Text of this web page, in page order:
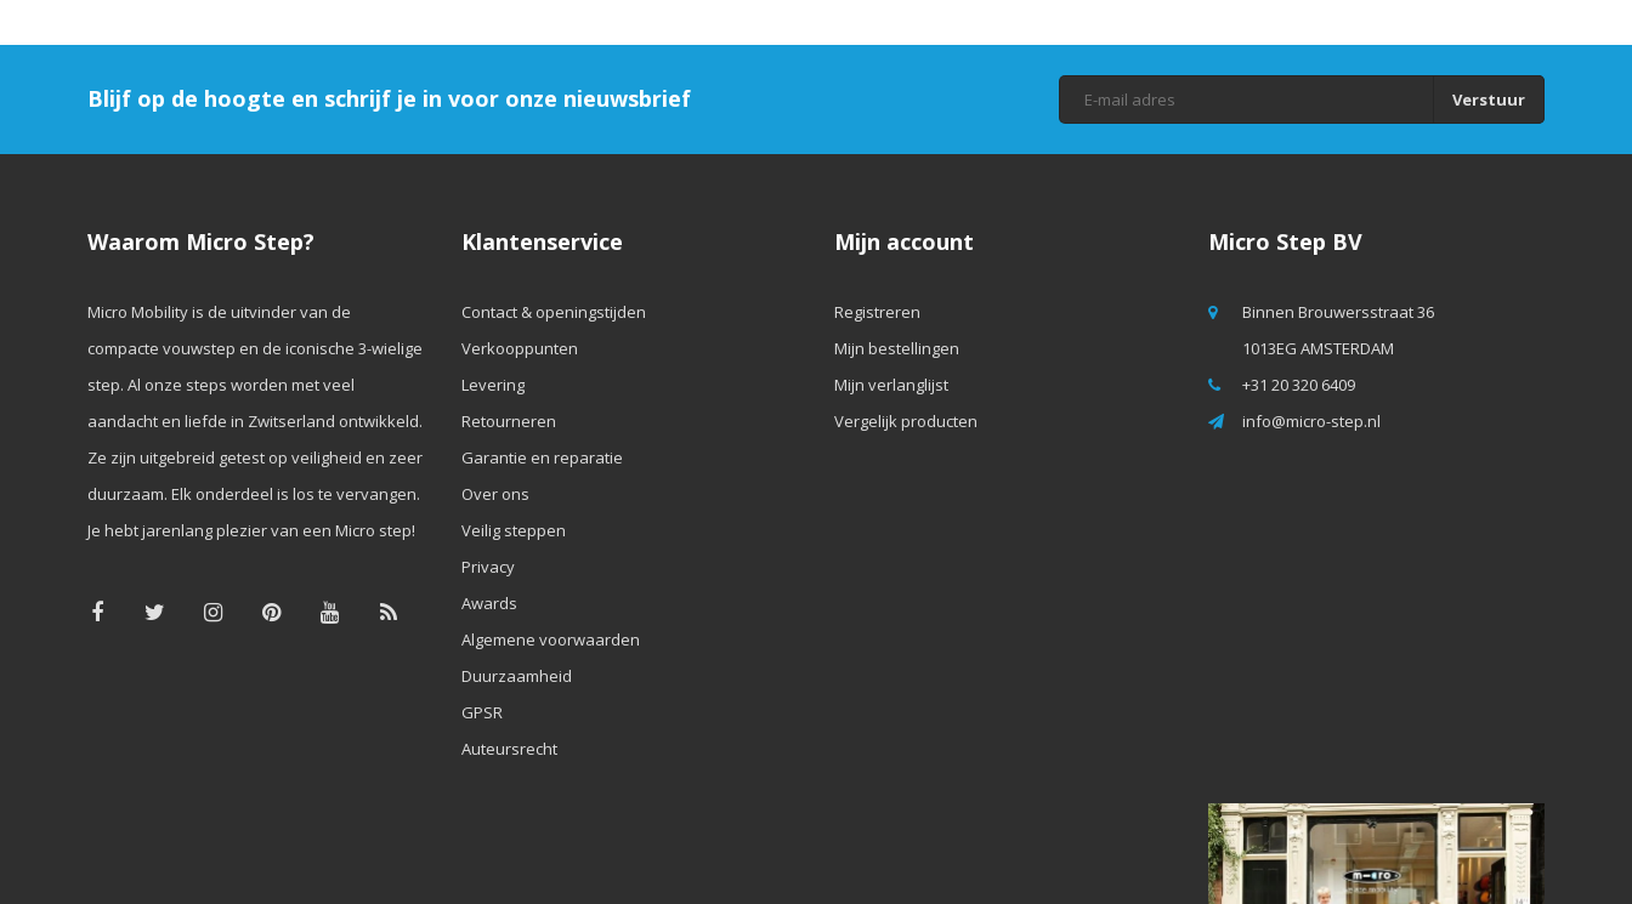
Blijf op de hoogte en schrijf je in voor onze nieuwsbrief Verstuur
Waarom Micro Step?
Micro Mobility is de uitvinder van de
compacte vouwstep en de iconische 3-wielige
step. Al onze steps worden met veel
aandacht en liefde in Zwitserland ontwikkeld.
Ze zijn uitgebreid getest op veiligheid en zeer
duurzaam. Elk onderdeel is los te vervangen.
Je hebt jarenlang plezier van een Micro step!
Klantenservice
Contact & openingstijden
Verkooppunten
Levering
Retourneren
Garantie en reparatie
Over ons
Veilig steppen
Privacy
Awards
Algemene voorwaarden
Duurzaamheid
GPSR
Auteursrecht
Mijn account
Registreren
Mijn bestellingen
Mijn verlanglijst
Vergelijk producten
Micro Step BV
Binnen Brouwersstraat 36
1013EG AMSTERDAM
+31 20 320 6409
info@micro-step.nl